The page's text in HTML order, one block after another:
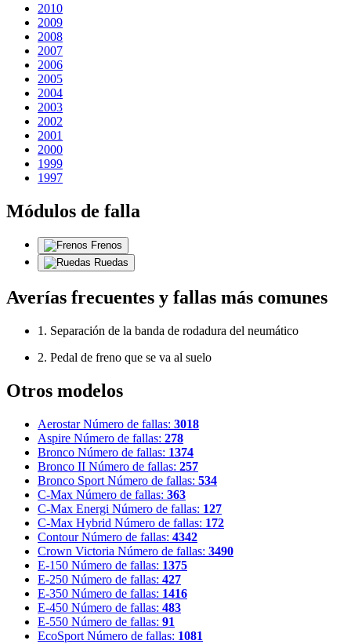
2010
2009
2008
2007
2006
2005
2004
2003
2002
2001
2000
1999
1997
Módulos de falla
Frenos
Ruedas
Averías frecuentes y fallas más comunes
1. Separación de la banda de rodadura del neumático
2. Pedal de freno que se va al suelo
Otros modelos
Aerostar Número de fallas: 3018
Aspire Número de fallas: 278
Bronco Número de fallas: 1374
Bronco II Número de fallas: 257
Bronco Sport Número de fallas: 534
C-Max Número de fallas: 363
C-Max Energi Número de fallas: 127
C-Max Hybrid Número de fallas: 172
Contour Número de fallas: 4342
Crown Victoria Número de fallas: 3490
E-150 Número de fallas: 1375
E-250 Número de fallas: 427
E-350 Número de fallas: 1416
E-450 Número de fallas: 483
E-550 Número de fallas: 91
EcoSport Número de fallas: 1081